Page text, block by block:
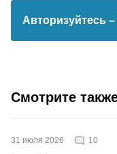
Авторизуйтесь
Смотрите
31 июля 2026 10